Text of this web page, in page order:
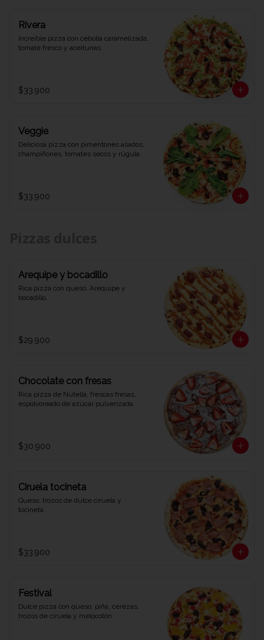
Rivera
Increíble pizza con cebolla caramelizada,
tomate fresco y aceitunas.
$33.900
Veggie
Deliciosa pizza con pimentones asados,
champiñones, tomates secos y rúgula.
$33.900
Arequipe y bocadillo
Rica pizza con queso, Arequipe y
bocadillo.
$29.900
Chocolate con fresas
Rica pizza de Nutella, frescas fresas,
espolvoreado de azúcar pulverizada.
$30.900
Ciruela tocineta
Queso, trozos de dulce ciruela y
tocineta.
$33.900
Festival
Dulce pizza con queso, piña, cerezas,
trozos de ciruela y melocotón.